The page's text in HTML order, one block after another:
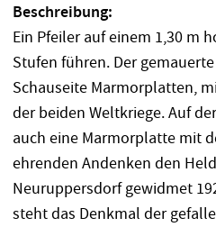
Beschreibung:
Ein Pfeiler auf einem 1,30 m
Stufen führen. Der
Schauseite Marmorplatten,
der beiden Weltkriege. Auf
auch eine Marmorplatte mit
ehrenden Andenken den
Neuruppersdorf gewidmet
steht das Denkmal der